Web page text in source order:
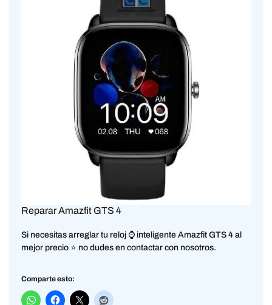
Reparar Amazfit GTS 4
Si necesitas arreglar tu reloj ⌚ inteligente Amazfit GTS 4 al
mejor precio ⭐ no dudes en contactar con nosotros.
Comparte esto: